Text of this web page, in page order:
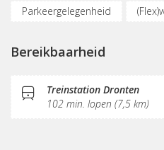
Parkeergelegenheid
Gemeubileerd
Bereikbaarheid
Treinstation Dronten
102 min. lopen (7,5 km)